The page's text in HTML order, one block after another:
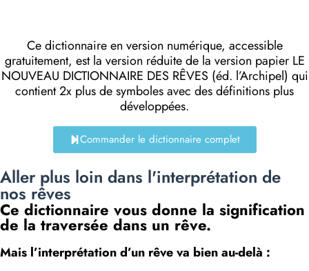
Ce dictionnaire en version numérique, accessible
gratuitement, est la version réduite de la version papier LE
NOUVEAU DICTIONNAIRE DES RÊVES (éd. l’Archipel) qui
contient 2x plus de symboles avec des définitions plus
développées.
Commander le dictionnaire complet
Aller plus loin dans l'interprétation de
nos rêves
Ce dictionnaire vous donne la signification
de la traversée dans un rêve.
Mais l’interprétation d’un rêve va bien au-delà :